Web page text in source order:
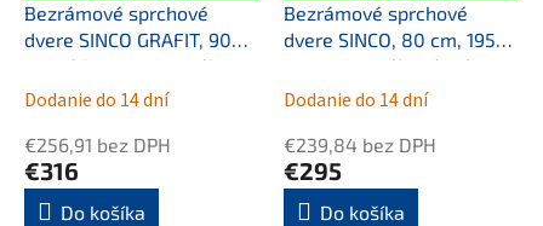
Bezrámové sprchové
dvere SINCO GRAFIT, 90
cm, 195 cm, Univerzálna
Ľavé / Pravé, Číre
mm, Grafit
Dodanie do 14 dní
€256,91 bez DPH
€316
Do košíka
Bezrámové sprchové
dvere SINCO, 80 cm, 195
cm, Univerzálna Ľavé /
Pravé, Číre bezpečnostné
Chróm/Leštený hliník
(ALU)
Dodanie do 14 dní
€239,84 bez DPH
€295
Do košíka